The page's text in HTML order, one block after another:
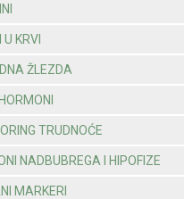
U KRVI
ŽLEZDA
TRUDNOĆE
NADBUBREGA I HIPOFIZE
MARKERI